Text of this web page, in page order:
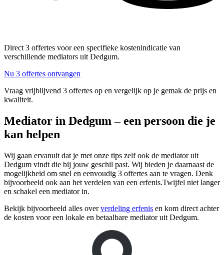
Direct 3 offertes voor een specifieke kostenindicatie van
verschillende mediators uit Dedgum.
Nu 3 offertes ontvangen
Vraag vrijblijvend 3 offertes op en vergelijk op je gemak de prijs en
kwaliteit.
Mediator in Dedgum – een persoon die je
kan helpen
Wij gaan ervanuit dat je met onze tips zelf ook de mediator uit
Dedgum vindt die bij jouw geschil past. Wij bieden je daarnaast de
mogelijkheid om snel en eenvoudig 3 offertes aan te vragen. Denk
bijvoorbeeld ook aan het verdelen van een erfenis.Twijfel niet langer
en schakel een mediator in.
Bekijk bijvoorbeeld alles oververdeling erfenis en kom direct achter
de kosten voor een lokale en betaalbare mediator uit Dedgum.